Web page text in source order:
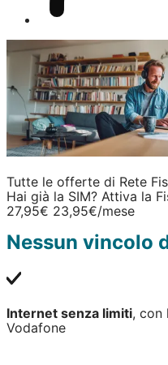
Tutte le offerte di Rete
Hai già la SIM? Attiva la
27,95€ 23,95€/mese
Nessun vincolo
Internet senza limiti, con
Vodafone